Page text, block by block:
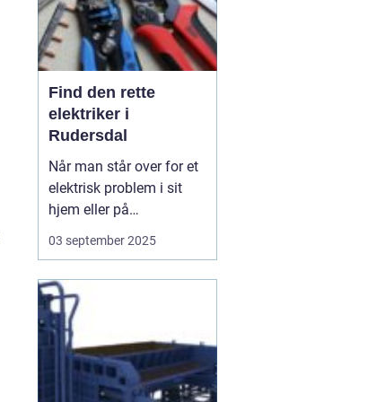
Find den rette
elektriker i
Rudersdal
Når man står over for et
elektrisk problem i sit
hjem eller på
arbejdspladsen, er det
ofte nødvendigt med
Elektriker Rudersdal er
søgeordet, der samler
opmærksomheden
omkring behovet for...
03 september 2025